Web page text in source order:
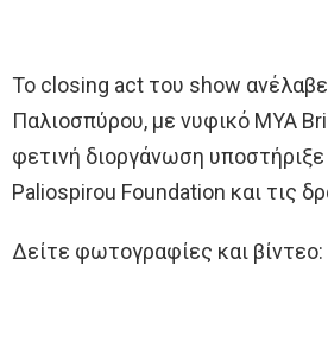
Το closing act του show
Παλιοσπύρου, με νυφικό ΜΥΑ
φετινή διοργάνωση
Paliospirou Foundation και τις
Δείτε φωτογραφίες και βίντεο: